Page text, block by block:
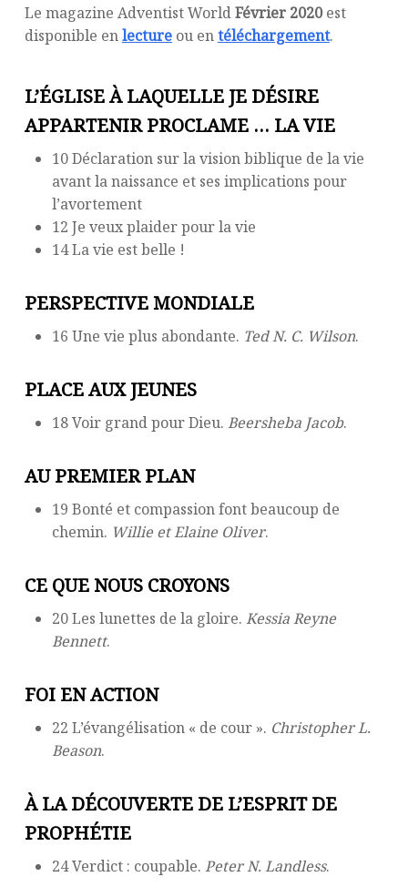
Le magazine Adventist WorldFévrier 2020est
disponible enlectureou entéléchargement.
L’ÉGLISE À LAQUELLE JE DÉSIRE
APPARTENIR PROCLAME … LA VIE
10 Déclaration sur la vision biblique de la vie
avant la naissance et ses implications pour
l’avortement
12 Je veux plaider pour la vie
14 La vie est belle !
PERSPECTIVE MONDIALE
16 Une vie plus abondante. Ted N. C. Wilson.
PLACE AUX JEUNES
18 Voir grand pour Dieu. Beersheba Jacob.
AU PREMIER PLAN
19 Bonté et compassion font beaucoup de
chemin. Willie et Elaine Oliver.
CE QUE NOUS CROYONS
20 Les lunettes de la gloire. Kessia Reyne
Bennett.
FOI EN ACTION
22 L’évangélisation « de cour ». Christopher L.
Beason.
À LA DÉCOUVERTE DE L’ESPRIT DE
PROPHÉTIE
24 Verdict : coupable. Peter N. Landless.